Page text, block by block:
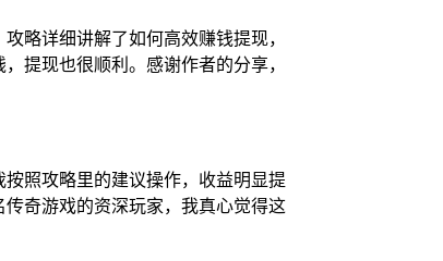
略详细讲解了如何高效赚钱提现，
提现也很顺利。感谢作者的分享，
照攻略里的建议操作，收益明显提
奇游戏的资深玩家，我真心觉得这